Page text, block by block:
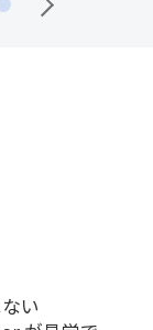
い